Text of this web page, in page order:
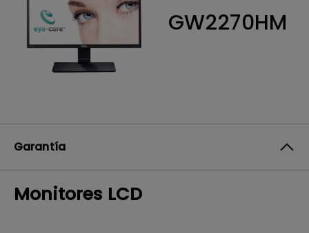
GW2270HM
Garantía
Monitores LCD